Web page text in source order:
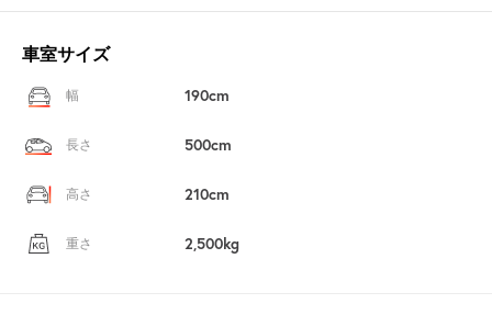
車室サイズ
幅 190cm
長さ 500cm
高さ 210cm
重さ 2,500kg